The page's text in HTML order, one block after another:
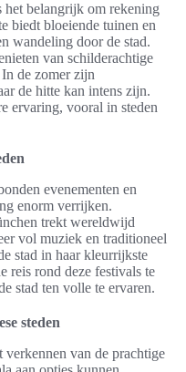
het belangrijk om rekening
biedt bloeiende tuinen en
wandeling door de stad.
van schilderachtige
de zomer zijn
de hitte kan intens zijn.
ervaring, vooral in steden
evenementen en
enorm verrijken.
trekt wereldwijd
vol muziek en traditioneel
stad in haar kleurrijkste
reis rond deze festivals te
stad ten volle te ervaren.
steden
van de prachtige